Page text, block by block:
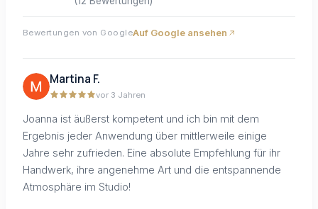
Bewertungen von GoogleAuf Google ansehen
Martina F.
vor 3 Jahren
Joanna ist äußerst kompetent und ich bin mit dem
Ergebnis jeder Anwendung über mittlerweile einige
Jahre sehr zufrieden. Eine absolute Empfehlung für ihr
Handwerk, ihre angenehme Art und die entspannende
Atmosphäre im Studio!